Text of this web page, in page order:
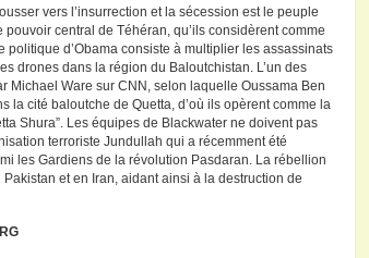
vers l’insurrection et la sécession est le peuple
central de Téhéran, qu’ils considèrent comme
d’Obama consiste à multiplier les assassinats
drones dans la région du Baloutchistan. L’un des
Michael Ware sur CNN, selon laquelle Oussama Ben
la cité baloutche de Quetta, d’où ils opèrent comme la
Shura”. Les équipes de Blackwater ne doivent pas
terroriste Jundullah qui a récemment été
les Gardiens de la révolution Pasdaran. La rébellion
et en Iran, aidant ainsi à la destruction de